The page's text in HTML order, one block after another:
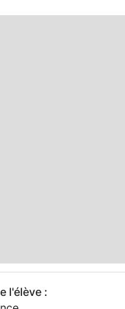
l'élève :